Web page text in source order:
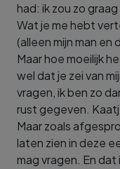
had: ik zou zo
Wat je me hebt
(alleen mijn man en
Maar hoe moeilijk
wel dat je zei van
vragen, ik ben zo
rust gegeven.
Maar zoals
laten zien in deze
mag vragen. En